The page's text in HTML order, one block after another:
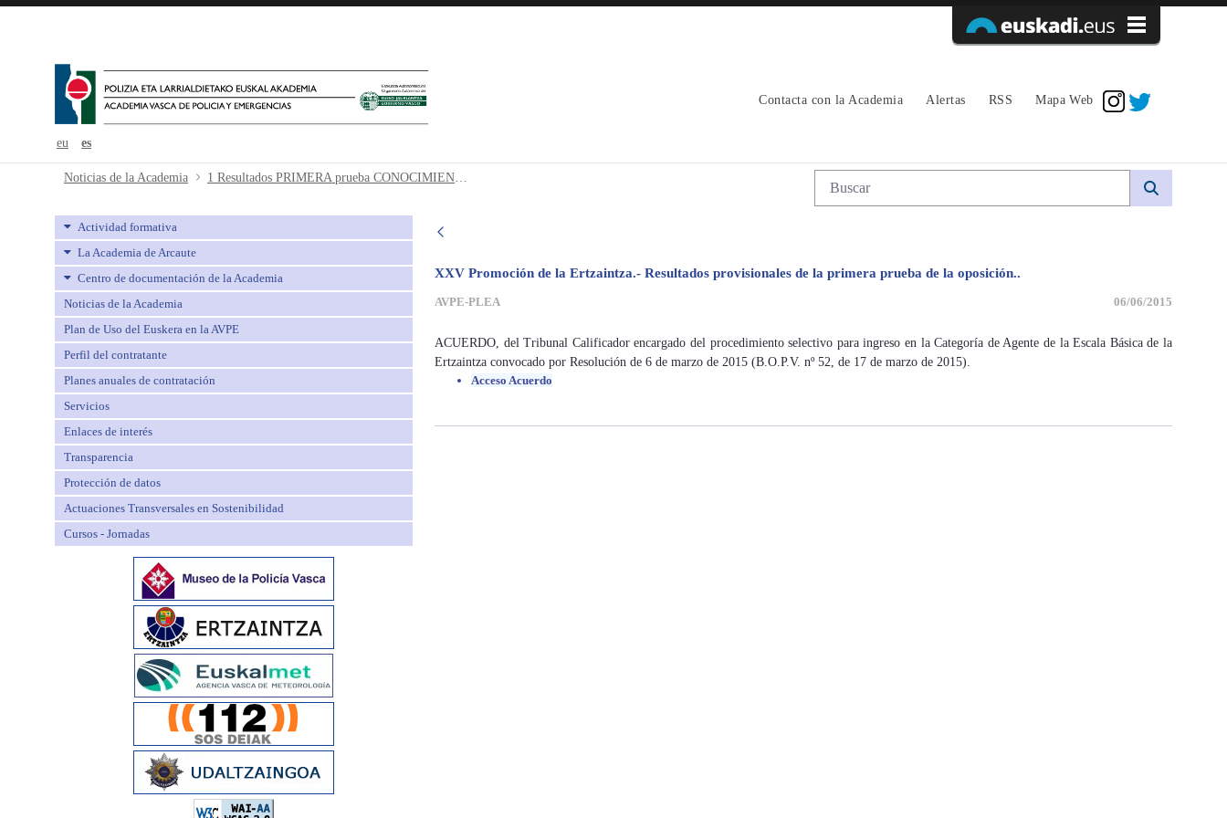
eu es
Contacta con la Academia Alertas RSS Mapa Web
1 Resultados PRIMERA prueba CONOCIMIENTOS Bec - avpe
Noticias de la Academia 1 Resultados PRIMERA prueba CONOCIMIENTOS Bec Búsqueda web
Actividad formativa
La Academia de Arcaute
Centro de documentación de la Academia
Noticias de la Academia
Plan de Uso del Euskera en la AVPE
Perfil del contratante
Planes anuales de contratación
Servicios
Enlaces de interés
Transparencia
Protección de datos
Actuaciones Transversales en Sostenibilidad
Cursos - Jornadas
XXV Promoción de la Ertzaintza.- Resultados provisionales de la primera prueba de la oposición..
AVPE-PLEA 06/06/2015
ACUERDO, del Tribunal Calificador encargado del procedimiento selectivo para ingreso en la Categoría de Agente de la Escala Básica de la
Ertzaintza convocado por Resolución de 6 de marzo de 2015 (B.O.P.V. nº 52, de 17 de marzo de 2015).
Acceso Acuerdo